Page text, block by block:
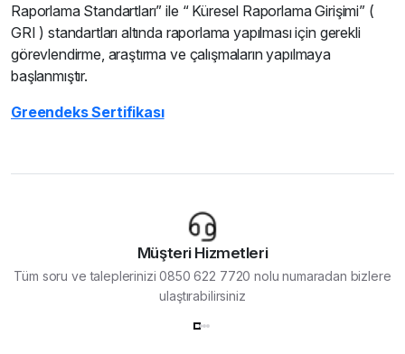
Raporlama Standartları” ile “ Küresel Raporlama Girişimi” (
GRI ) standartları altında raporlama yapılması için gerekli
görevlendirme, araştırma ve çalışmaların yapılmaya
başlanmıştır.
Greendeks Sertifikası
Müşteri Hizmetleri
Tüm soru ve taleplerinizi 0850 622 7720 nolu numaradan bizlere
ulaştırabilirsiniz